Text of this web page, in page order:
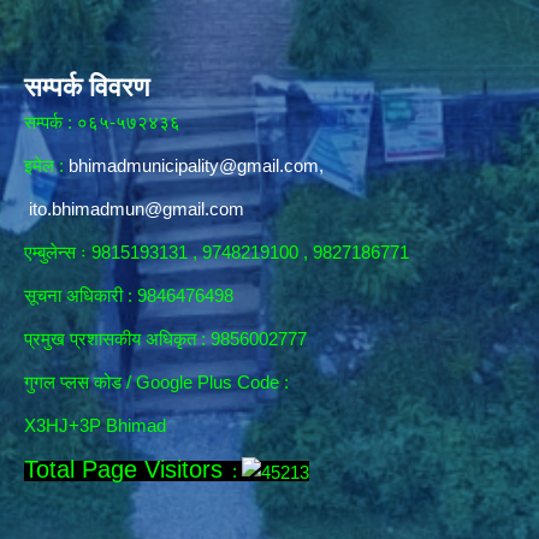
सम्पर्क विवरण
सम्पर्क : ०६५-५७२४३६
इमेल : bhimadmunicipality@gmail.com,
ito.bhimadmun@gmail.com
एम्बुलेन्स ः 9815193131 , 9748219100 , 9827186771
सूचना अधिकारी : 9846476498
प्रमुख प्रशासकीय अधिकृत : 9856002777
गुगल प्लस कोड / Google Plus Code :
X3HJ+3P Bhimad
Total Page Visitors :